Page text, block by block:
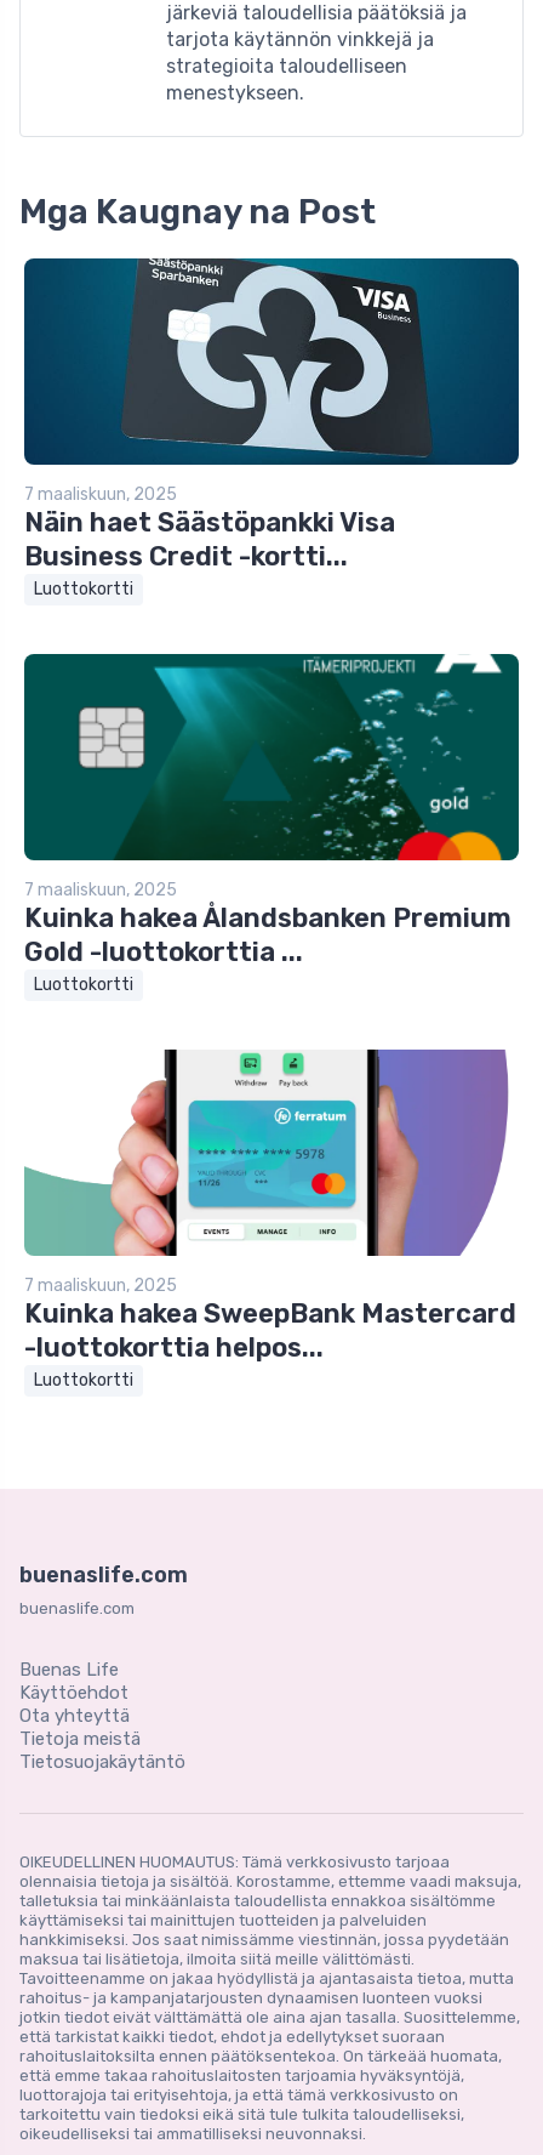
järkeviä taloudellisia päätöksiä ja
tarjota käytännön vinkkejä ja
strategioita taloudelliseen
menestykseen.
Mga Kaugnay na Post
7 maaliskuun, 2025
Näin haet Säästöpankki Visa
Business Credit -kortti...
Luottokortti
7 maaliskuun, 2025
Kuinka hakea Ålandsbanken Premium
Gold -luottokorttia ...
Luottokortti
7 maaliskuun, 2025
Kuinka hakea SweepBank Mastercard
-luottokorttia helpos...
Luottokortti
buenaslife.com
buenaslife.com
Buenas Life
Käyttöehdot
Ota yhteyttä
Tietoja meistä
Tietosuojakäytäntö
OIKEUDELLINEN HUOMAUTUS: Tämä verkkosivusto tarjoaa
olennaisia ​​tietoja ja sisältöä. Korostamme, ettemme vaadi maksuja,
talletuksia tai minkäänlaista taloudellista ennakkoa sisältömme
käyttämiseksi tai mainittujen tuotteiden ja palveluiden
hankkimiseksi. Jos saat nimissämme viestinnän, jossa pyydetään
maksua tai lisätietoja, ilmoita siitä meille välittömästi.
Tavoitteenamme on jakaa hyödyllistä ja ajantasaista tietoa, mutta
rahoitus- ja kampanjatarjousten dynaamisen luonteen vuoksi
jotkin tiedot eivät välttämättä ole aina ajan tasalla. Suosittelemme,
että tarkistat kaikki tiedot, ehdot ja edellytykset suoraan
rahoituslaitoksilta ennen päätöksentekoa. On tärkeää huomata,
että emme takaa rahoituslaitosten tarjoamia hyväksyntöjä,
luottorajoja tai erityisehtoja, ja että tämä verkkosivusto on
tarkoitettu vain tiedoksi eikä sitä tule tulkita taloudelliseksi,
oikeudelliseksi tai ammatilliseksi neuvonnaksi.